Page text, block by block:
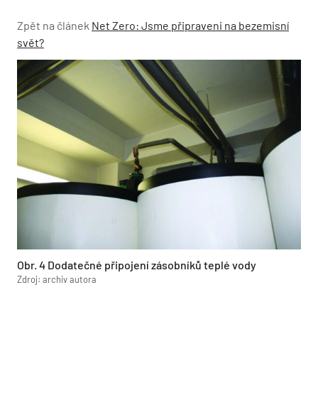
Zpět na článek Net Zero: Jsme připraveni na bezemisní
svět?
Obr. 4 Dodatečné připojení zásobníků teplé vody
Zdroj: archiv autora